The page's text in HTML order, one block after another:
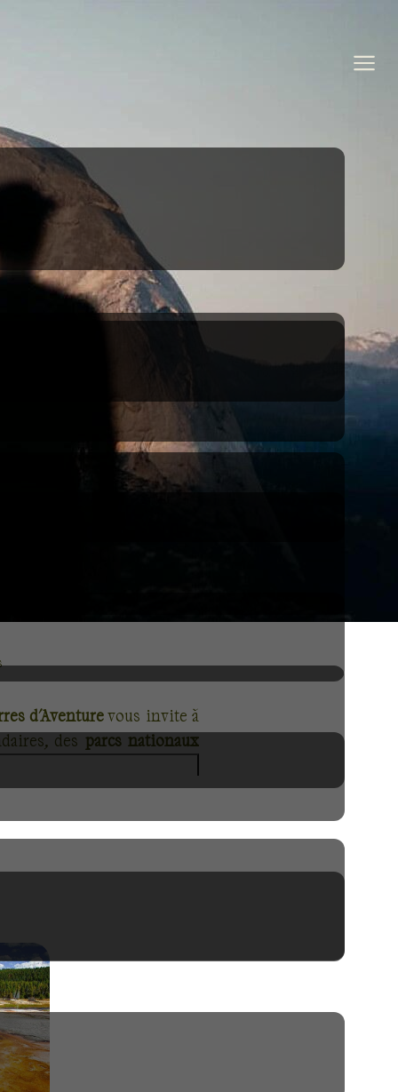
d'Aventurevous invite à
des parcs nationaux
par les
Chaque détail de lanature,
grizzlys, les caribous et
et sesbayousmystérieux,
expérience unique, une